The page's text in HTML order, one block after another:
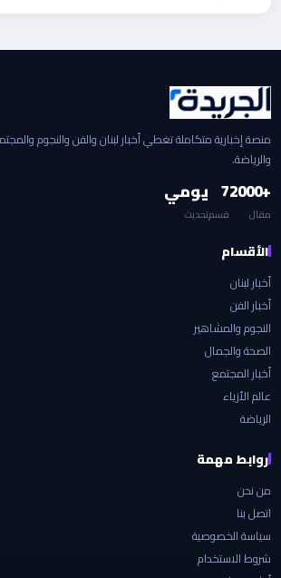
منصة إخبارية متكاملة تغطي أخبار لبنان والفن والنجوم
والرياضة.
+2000
مقال
7
قسم
يومي
تحديث
الأقسام
أخبار لبنان
أخبار الفن
النجوم والمشاهير
الصحة والجمال
أخبار المجتمع
عالم الأزياء
الرياضة
روابط مهمة
من نحن
اتصل بنا
سياسة الخصوصية
شروط الاستخدام